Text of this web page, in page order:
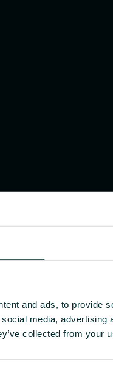
and ads, to provide
media,
collected from your